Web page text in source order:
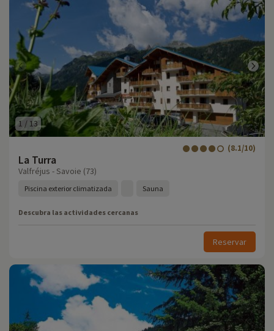
1 / 13
La Turra
(8.1/10)
Valfréjus - Savoie (73)
Piscina exterior climatizada Sauna
Descubra las actividades cercanas
Reservar